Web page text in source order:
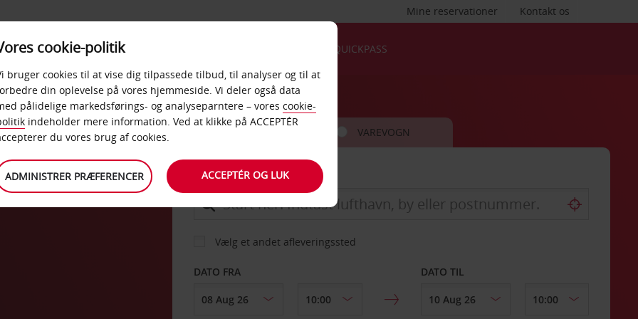
Kontakt os
Mine reservationer
PRODUKTER &
KONTORER
QUICKPASS
BIL VAREVOGN
AFHENT FRA
Vælg et andet afleveringssted
DATO FRA DATO TIL
cookie-politik
bruger cookies til at vise dig tilpassede tilbud, til analyser og til at
din oplevelse på vores hjemmeside. Vi deler også data
pålidelige markedsførings- og analyseparntere – vores cookie-
indeholder mere information. Ved at klikke på ACCEPTÉR
du vores brug af cookies.
ADMINISTRER PRÆFERENCER ACCEPTÉR OG LUK